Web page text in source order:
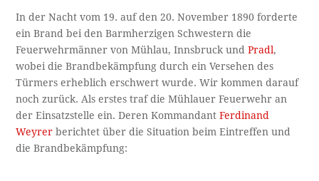
In der Nacht vom 19. auf den 20. November 1890 forderte
ein Brand bei den Barmherzigen Schwestern die
Feuerwehrmänner von Mühlau, Innsbruck undPradl,
wobei die Brandbekämpfung durch ein Versehen des
Türmers erheblich erschwert wurde. Wir kommen darauf
noch zurück. Als erstes traf die Mühlauer Feuerwehr an
der Einsatzstelle ein. Deren KommandantFerdinand
Weyrer berichtet über die Situation beim Eintreffen und
die Brandbekämpfung: